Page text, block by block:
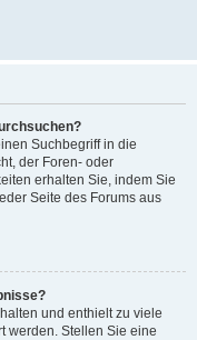
Suchbegriff in die
der Foren- oder
erhalten Sie, indem Sie
Seite des Forums aus
und enthielt zu viele
werden. Stellen Sie eine